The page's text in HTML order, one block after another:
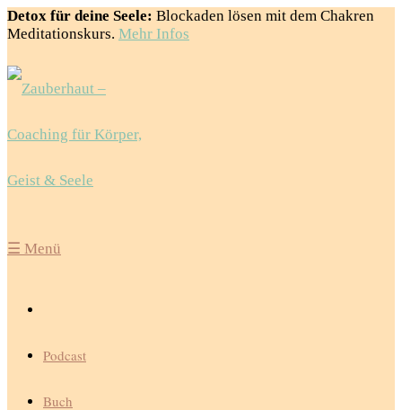
Detox für deine Seele: Blockaden lösen mit dem Chakren
Meditationskurs. Mehr Infos
☰ Menü
Podcast
Buch